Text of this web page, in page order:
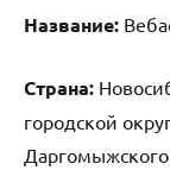
Название:
Страна:
городской